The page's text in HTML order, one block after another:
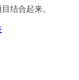
结合起来。